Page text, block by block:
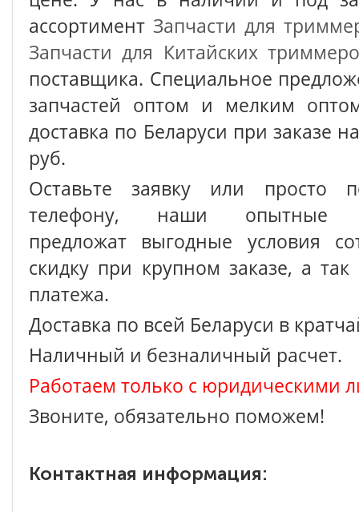
ассортимент Запчасти для
Запчасти для Китайских
поставщика. Специальное
запчастей оптом и мелким
доставка по Беларуси при заказе
руб.
Оставьте заявку или просто
телефону, наши опытные
предложат выгодные условия
скидку при крупном заказе, а так
платежа.
Доставка по всей Беларуси в
Наличный и безналичный расчет.
Работаем только с юридическими
Звоните, обязательно поможем!
Контактная информация: